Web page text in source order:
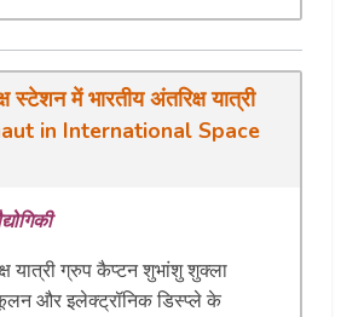
स्टेशन में भारतीय अंतरिक्ष यात्री
in International Space
यात्री ग्रुप कैप्टन शुभांशु शुक्ला
और इलेक्ट्रॉनिक डिस्प्ले के